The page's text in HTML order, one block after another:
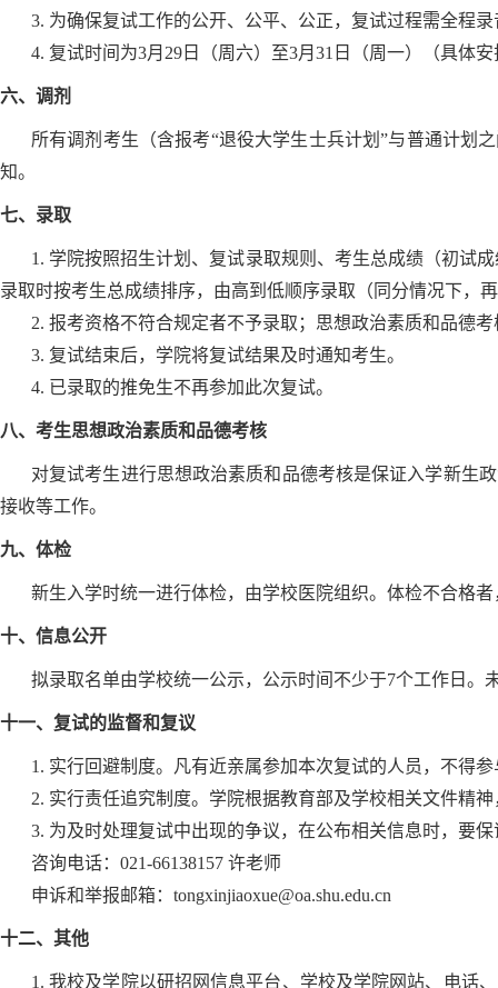
3. 为确保复试工作的公开、公平、公正，复试过程需全程
4. 复试时间为3月29日（周六）至3月31日（周一）（具体
六、调剂
所有调剂考生（含报考“退役大学生士兵计划”与普通计划
知。
七、录取
1. 学院按照招生计划、复试录取规则、考生总成绩（初试
录取时按考生总成绩排序，由高到低顺序录取（同分情况下，
2. 报考资格不符合规定者不予录取；思想政治素质和品德
3. 复试结束后，学院将复试结果及时通知考生。
4. 已录取的推免生不再参加此次复试。
八、考生思想政治素质和品德考核
对复试考生进行思想政治素质和品德考核是保证入学新生
接收等工作。
九、体检
新生入学时统一进行体检，由学校医院组织。体检不合格
十、信息公开
拟录取名单由学校统一公示，公示时间不少于7个工作日。
十一、复试的监督和复议
1. 实行回避制度。凡有近亲属参加本次复试的人员，不得
2. 实行责任追究制度。学院根据教育部及学校相关文件精
3. 为及时处理复试中出现的争议，在公布相关信息时，要
咨询电话：021-66138157 许老师
申诉和举报邮箱：tongxinjiaoxue@oa.shu.edu.cn
十二、其他
1. 我校及学院以研招网信息平台、学校及学院网站、电话